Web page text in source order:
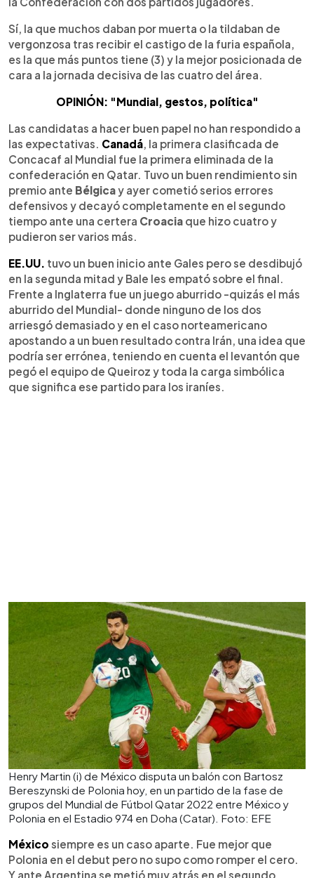
Sí, la que muchos daban por muerta o la tildaban de
vergonzosa tras recibir el castigo de la furia española,
es la que más puntos tiene (3) y la mejor posicionada de
cara a la jornada decisiva de las cuatro del área.
OPINIÓN: "Mundial, gestos, política"
Las candidatas a hacer buen papel no han respondido a
las expectativas. Canadá , la primera clasificada de
Concacaf al Mundial fue la primera eliminada de la
confederación en Qatar. Tuvo un buen rendimiento sin
premio ante Bélgicay ayer cometió serios errores
defensivos y decayó completamente en el segundo
tiempo ante una certera Croacia que hizo cuatro y
pudieron ser varios más.
EE.UU. tuvo un buen inicio ante Gales pero se desdibujó
en la segunda mitad y Bale les empató sobre el final.
Frente a Inglaterra fue un juego aburrido -quizás el más
aburrido del Mundial- donde ninguno de los dos
arriesgó demasiado y en el caso norteamericano
apostando a un buen resultado contra Irán, una idea que
podría ser errónea, teniendo en cuenta el levantón que
pegó el equipo de Queiroz y toda la carga simbólica
que significa ese partido para los iraníes.
Henry Martin (i) de México disputa un balón con Bartosz
Bereszynski de Polonia hoy, en un partido de la fase de
grupos del Mundial de Fútbol Qatar 2022 entre México y
Polonia en el Estadio 974 en Doha (Catar). Foto: EFE
México siempre es un caso aparte. Fue mejor que
Polonia en el debut pero no supo como romper el cero.
Y ante Argentina se metió muy atrás en el segundo